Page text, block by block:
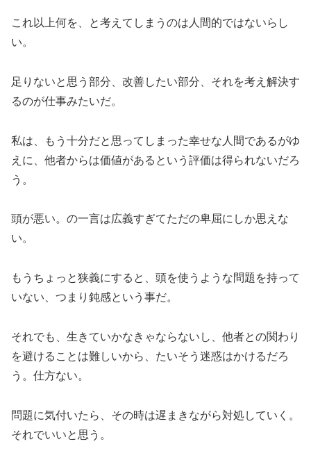
これ以上何を、と考えてしまうのは人間的ではないらし
い。
足りないと思う部分、改善したい部分、それを考え解決す
るのが仕事みたいだ。
私は、もう十分だと思ってしまった幸せな人間であるがゆ
えに、他者からは価値があるという評価は得られないだろ
う。
頭が悪い。の一言は広義すぎてただの卑屈にしか思えな
い。
もうちょっと狭義にすると、頭を使うような問題を持って
いない、つまり鈍感という事だ。
それでも、生きていかなきゃならないし、他者との関わり
を避けることは難しいから、たいそう迷惑はかけるだろ
う。仕方ない。
問題に気付いたら、その時は遅まきながら対処していく。
それでいいと思う。